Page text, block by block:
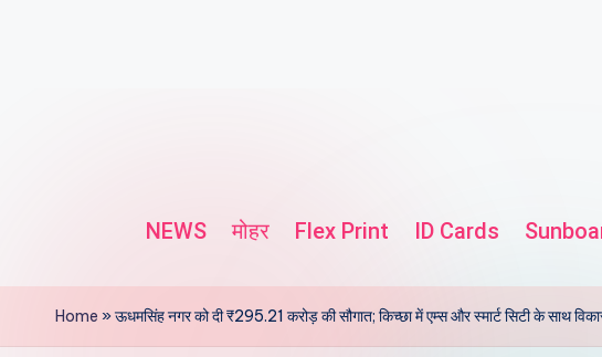
NEWS मोहर Flex Print ID Cards
Home »ऊधमसिंह नगर को दी ₹295.21 करोड़ की सौगात; किच्छा में एम्स और स्मार्ट सिटी के साथ